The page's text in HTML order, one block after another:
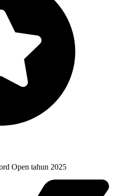
Open tahun 2025